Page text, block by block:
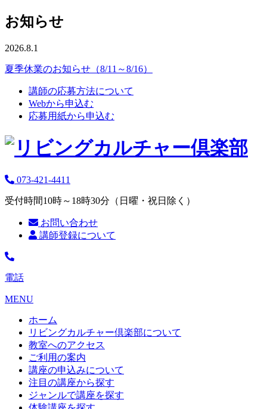
お知らせ
2026.8.1
夏季休業のお知らせ（8/11～8/16）
講師の応募方法について
Webから申込む
応募用紙から申込む
073-421-4411
受付時間10時～18時30分（日曜・祝日除く）
お問い合わせ
講師登録について
電話
MENU
ホーム
リビングカルチャー倶楽部について
教室へのアクセス
ご利用の案内
講座の申込みについて
注目の講座から探す
ジャンルで講座を探す